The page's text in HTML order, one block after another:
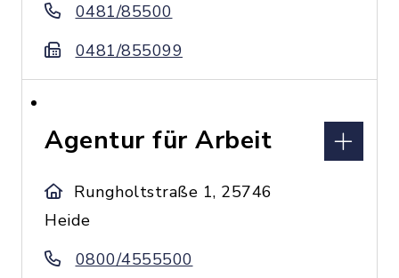
0481/85500
0481/855099
Agentur für Arbeit
Rungholtstraße 1, 25746
Heide
0800/4555500